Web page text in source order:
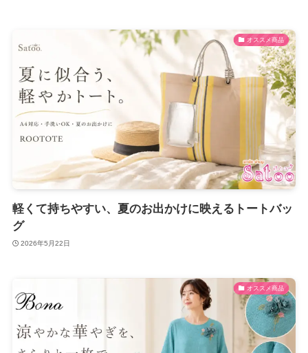
オススメ商品
軽くて持ちやすい、夏のお出かけに映えるトートバッ
グ
2026年5月22日
オススメ商品